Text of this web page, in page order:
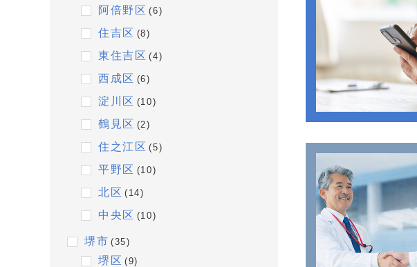
阿倍野区 (6)
住吉区 (8)
東住吉区 (4)
西成区 (6)
淀川区 (10)
鶴見区 (2)
住之江区 (5)
平野区 (10)
北区 (14)
中央区 (10)
堺市 (35)
堺区 (9)